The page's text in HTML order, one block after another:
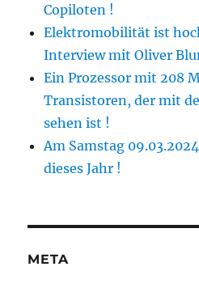
Copiloten !
Elektromobilität ist
Interview mit Oliver
Ein Prozessor mit 208
Transistoren, der mit
sehen ist !
Am Samstag
dieses Jahr !
META